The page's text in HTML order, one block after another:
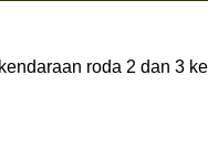
roda 2 dan 3